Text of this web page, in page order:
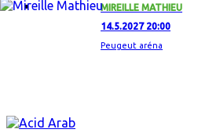
MIREILLE MATHIEU
14.5.2027 20:00
Peugeut aréna